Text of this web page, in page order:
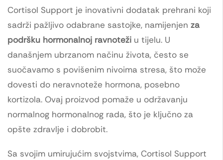
Cortisol Support je inovativni dodatak prehrani koji
sadrži pažljivo odabrane sastojke, namijenjen za
podršku hormonalnoj ravnoteži u tijelu. U
današnjem ubrzanom načinu života, često se
suočavamo s povišenim nivoima stresa, što može
dovesti do neravnoteže hormona, posebno
kortizola. Ovaj proizvod pomaže u održavanju
normalnog hormonalnog rada, što je ključno za
opšte zdravlje i dobrobit.
Sa svojim umirujućim svojstvima, Cortisol Support